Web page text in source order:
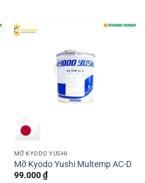
MỠ KYODO YUSHI
Mỡ Kyodo Yushi Multemp AC-D
99.000₫